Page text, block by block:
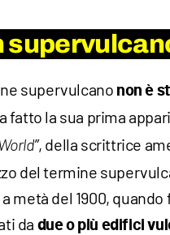
supervulcano non è
fatto la sua prima
”, della scrittrice
del termine
metà del 1900,
da due o più edifici